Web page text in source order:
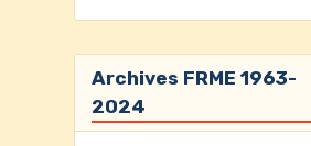
Archives FRME 1963-
2024